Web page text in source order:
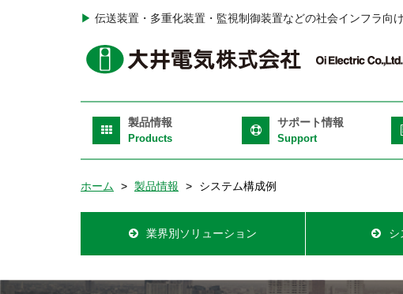
▶ 伝送装置・多重化装置・監視制御装置などの社会インフラ向
Header
Right
Main
navigation
製品情報
Products
サポート情報
Support
ホーム 製品情報 システム構成例
Product
Information
Top
業界別ソリューション シ